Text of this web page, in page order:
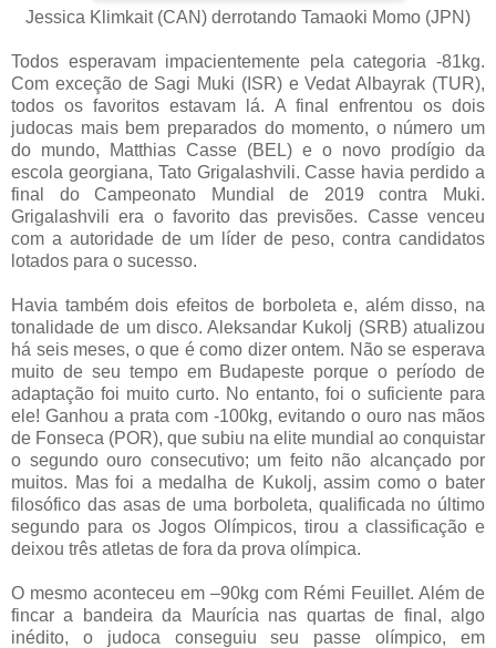
Jessica Klimkait (CAN) derrotando Tamaoki Momo (JPN)
Todos esperavam impacientemente pela categoria -81kg.
Com exceção de Sagi Muki (ISR) e Vedat Albayrak (TUR),
todos os favoritos estavam lá. A final enfrentou os dois
judocas mais bem preparados do momento, o número um
do mundo, Matthias Casse (BEL) e o novo prodígio da
escola georgiana, Tato Grigalashvili. Casse havia perdido a
final do Campeonato Mundial de 2019 contra Muki.
Grigalashvili era o favorito das previsões. Casse venceu
com a autoridade de um líder de peso, contra candidatos
lotados para o sucesso.
Havia também dois efeitos de borboleta e, além disso, na
tonalidade de um disco. Aleksandar Kukolj (SRB) atualizou
há seis meses, o que é como dizer ontem. Não se esperava
muito de seu tempo em Budapeste porque o período de
adaptação foi muito curto. No entanto, foi o suficiente para
ele! Ganhou a prata com -100kg, evitando o ouro nas mãos
de Fonseca (POR), que subiu na elite mundial ao conquistar
o segundo ouro consecutivo; um feito não alcançado por
muitos. Mas foi a medalha de Kukolj, assim como o bater
filosófico das asas de uma borboleta, qualificada no último
segundo para os Jogos Olímpicos, tirou a classificação e
deixou três atletas de fora da prova olímpica.
O mesmo aconteceu em –90kg com Rémi Feuillet. Além de
fincar a bandeira da Maurícia nas quartas de final, algo
inédito, o judoca conseguiu seu passe olímpico, em